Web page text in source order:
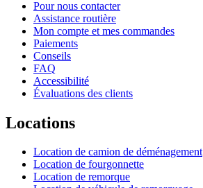
Pour nous contacter
Assistance routière
Mon compte et mes commandes
Paiements
Conseils
FAQ
Accessibilité
Évaluations des clients
Locations
Location de camion de déménagement
Location de fourgonnette
Location de remorque